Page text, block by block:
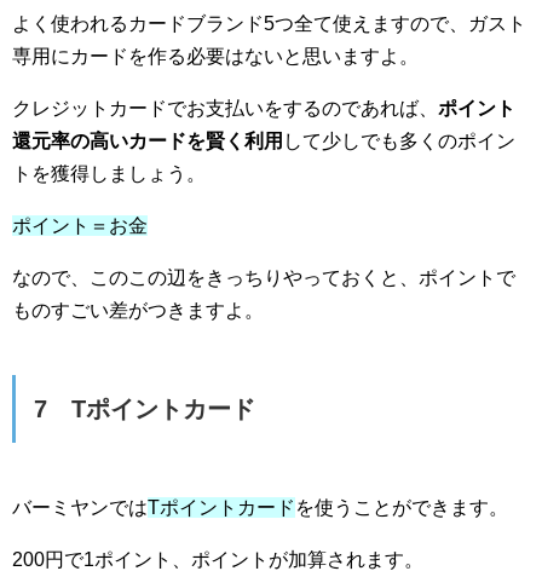
よく使われるカードブランド5つ全て使えますので、ガスト
専用にカードを作る必要はないと思いますよ。
クレジットカードでお支払いをするのであれば、 ポイント
還元率の高いカードを賢く利用 して少しでも多くのポイン
トを獲得しましょう。
ポイント＝お金
なので、このこの辺をきっちりやっておくと、ポイントで
ものすごい差がつきますよ。
7 Tポイントカード
バーミヤンではTポイントカード を使うことができます。
200円で1ポイント、ポイントが加算されます。